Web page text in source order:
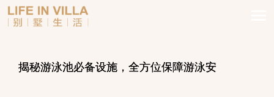
揭秘游泳池必备设施，全方位保障游泳安